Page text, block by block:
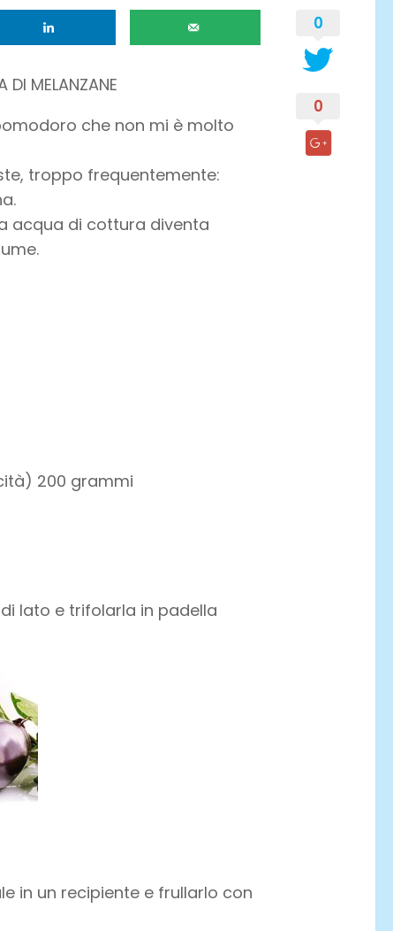
DI MELANZANE
che non mi è molto
troppo frequentemente:
acqua di cottura diventa
200 grammi
lato e trifolarla in padella
in un recipiente e frullarlo con
0
0